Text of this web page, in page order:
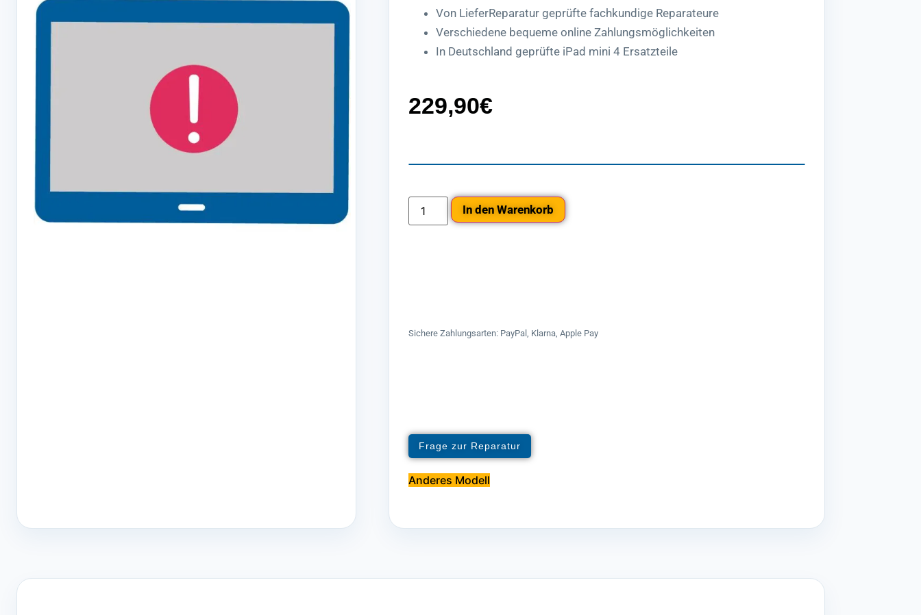
Von LieferReparatur geprüfte fachkundige Reparateure
Verschiedene bequeme online Zahlungsmöglichkeiten
In Deutschland geprüfte iPad mini 4 Ersatzteile
229,90€
In den Warenkorb
Sichere Zahlungsarten: PayPal, Klarna, Apple Pay
Frage zur Reparatur
Anderes Modell